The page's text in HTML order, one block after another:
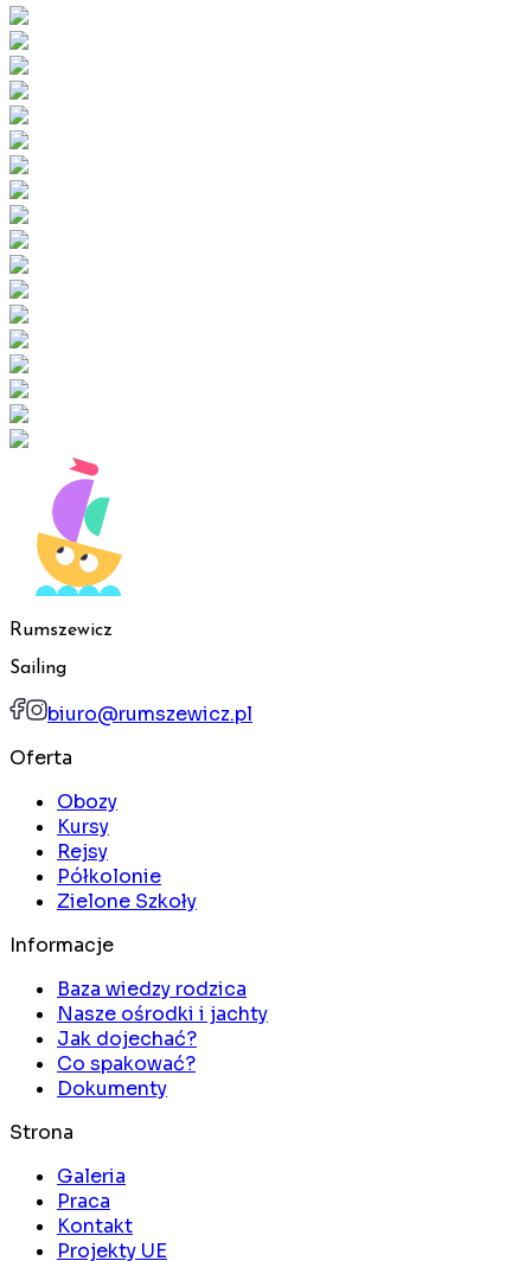
Rumszewicz
Sailing
biuro@rumszewicz.pl
Oferta
Obozy
Kursy
Rejsy
Półkolonie
Zielone Szkoły
Informacje
Baza wiedzy rodzica
Nasze ośrodki i jachty
Jak dojechać?
Co spakować?
Dokumenty
Strona
Galeria
Praca
Kontakt
Projekty UE